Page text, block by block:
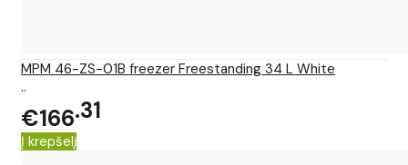
MPM 46-ZS-01B freezer Freestanding 34 L White
..
€166 31
Į krepšelį